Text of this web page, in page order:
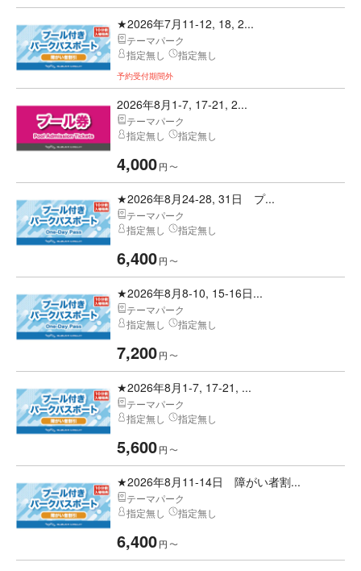
★2026年7月11-12, 18, 2...
テーマパーク
指定無し
指定無し
予約受付期間外
2026年8月1-7, 17-21, 2...
テーマパーク
指定無し
指定無し
4,000円 〜
★2026年8月24-28, 31日 プ...
テーマパーク
指定無し
指定無し
6,400円 〜
★2026年8月8-10, 15-16日...
テーマパーク
指定無し
指定無し
7,200円 〜
★2026年8月1-7, 17-21, ...
テーマパーク
指定無し
指定無し
5,600円 〜
★2026年8月11-14日 障がい者割...
テーマパーク
指定無し
指定無し
6,400円 〜